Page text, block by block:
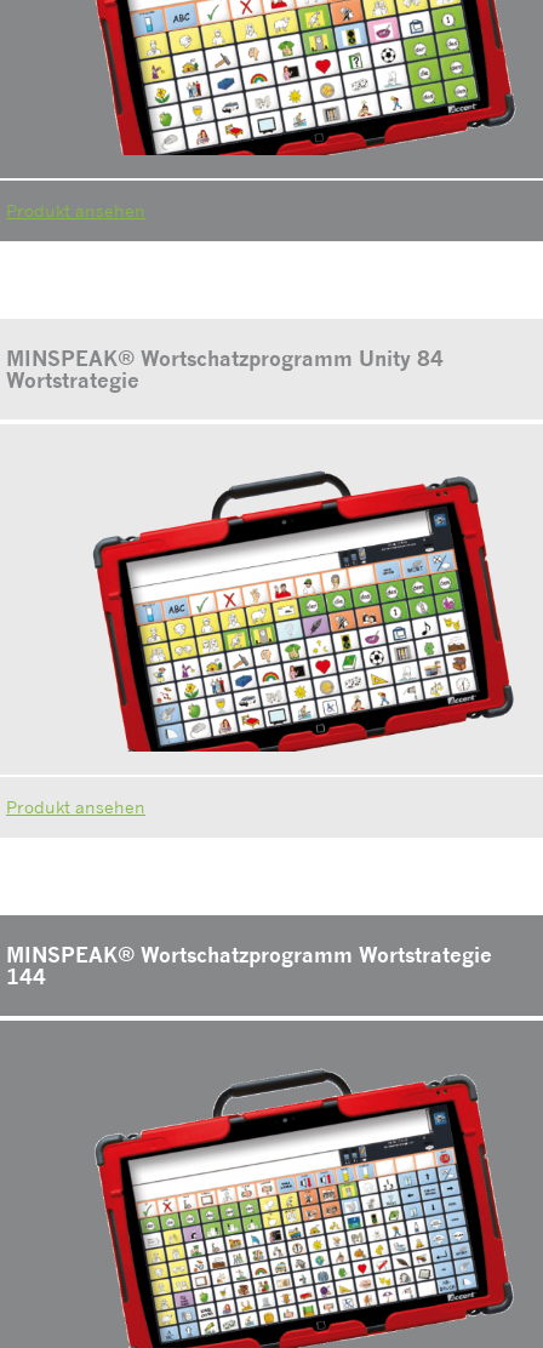
Produkt ansehen
MINSPEAK® Wortschatzprogramm Unity 84
Wortstrategie
Produkt ansehen
MINSPEAK® Wortschatzprogramm Wortstrategie
144